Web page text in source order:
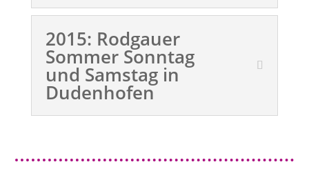
2015: Rodgauer
Sommer Sonntag
und Samstag in
Dudenhofen